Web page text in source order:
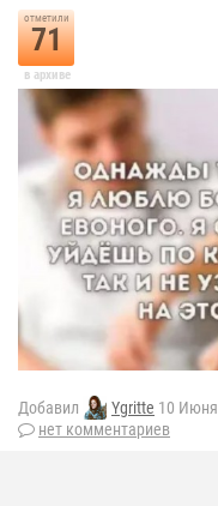
отметили
71
в архиве
Добавил Ygritte 10 Июня
нет комментариев